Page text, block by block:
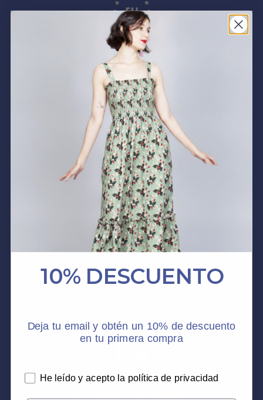
Hecho en Europa
Todas nuestras prendas están hechas en España y Portugal
localmente y de forma ética
Materiales sostenibles
Utilizamos algodón orgánico, lana, Viscosa Eco, Lyocell y otros
materiales naturales y biodegradables
Packaging biodegradable
10% DESCUENTO
Deja tu email y obtén un 10% de descuento
en tu primera compra
He leído y acepto la política de privacidad